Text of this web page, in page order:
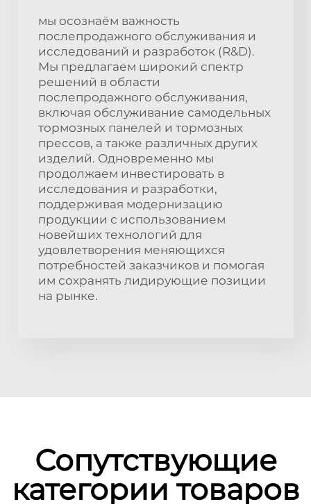
мы осознаём важность
послепродажного обслуживания и
исследований и разработок (R&D).
Мы предлагаем широкий спектр
решений в области
послепродажного обслуживания,
включая обслуживание самодельных
тормозных панелей и тормозных
прессов, а также различных других
изделий. Одновременно мы
продолжаем инвестировать в
исследования и разработки,
поддерживая модернизацию
продукции с использованием
новейших технологий для
удовлетворения меняющихся
потребностей заказчиков и помогая
им сохранять лидирующие позиции
на рынке.
Сопутствующие
категории товаров